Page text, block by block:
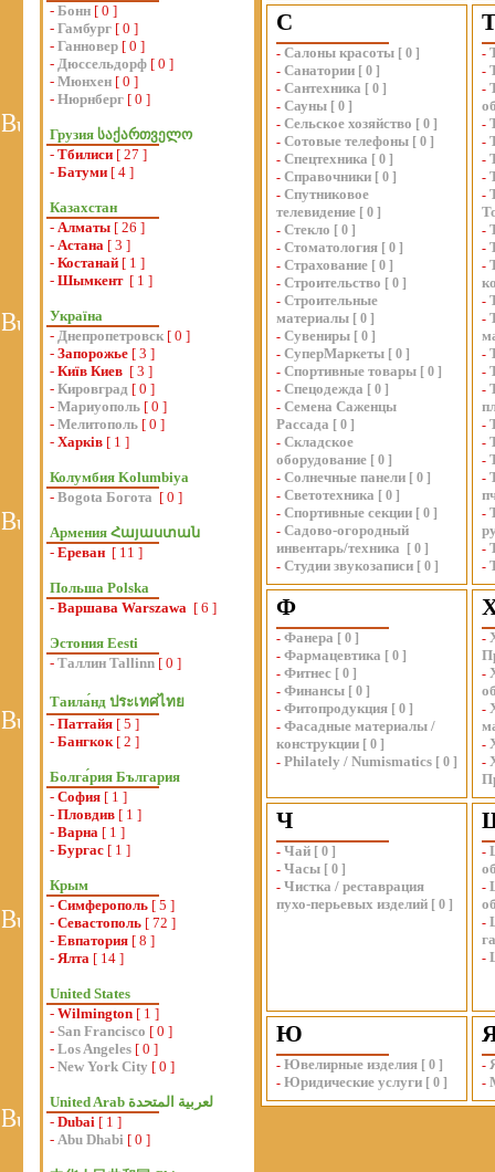
- Бонн [ 0 ]
- Гамбург [ 0 ]
- Ганновер [ 0 ]
- Дюссельдорф [ 0 ]
- Мюнхен [ 0 ]
- Нюрнберг [ 0 ]
Грузия საქართველო
- Тбилиси [ 27 ]
- Батуми [ 4 ]
Казахстан
- Алматы [ 26 ]
- Астана [ 3 ]
- Костанай [ 1 ]
- Шымкент [ 1 ]
Україна
- Днепропетровск [ 0 ]
- Запорожье [ 3 ]
- Київ Киев [ 3 ]
- Кировград [ 0 ]
- Мариуополь [ 0 ]
- Мелитополь [ 0 ]
- Харків [ 1 ]
Колумбия Kolumbiya
- Bogota Богота [ 0 ]
Армения Հայաստան
- Ереван [ 11 ]
Польша Polska
- Варшава Warszawa [ 6 ]
Эстония Eesti
- Таллин Tallinn [ 0 ]
Таила́нд ประเทศไทย
- Паттайя [ 5 ]
- Бангкок[ 2 ]
Болга́рия България
- София [ 1 ]
- Пловдив [ 1 ]
- Варна [ 1 ]
- Бургас [ 1 ]
Крым
- Симферополь [ 5 ]
- Севастополь [ 72 ]
- Евпатория [ 8 ]
- Ялта [ 14 ]
United States
- Wilmington [ 1 ]
- San Francisco [ 0 ]
- Los Angeles [ 0 ]
- New York City [ 0 ]
- Dubai [ 1 ]
- Abu Dhabi [ 0 ]
С
- Салоны красоты [ 0 ]
- Санатории [ 0 ]
- Сантехника [ 0 ]
- Сауны [ 0 ]
- Сельское хозяйство [ 0 ]
- Сотовые телефоны [ 0 ]
- Спецтехника [ 0 ]
- Справочники [ 0 ]
- Спутниковое
телевидение [ 0 ]
- Стекло [ 0 ]
- Стоматология [ 0 ]
- Страхование [ 0 ]
- Строительство [ 0 ]
- Строительные
материалы [ 0 ]
- Сувениры [ 0 ]
- СуперМаркеты [ 0 ]
- Спортивные товары [ 0 ]
- Спецодежда [ 0 ]
- Семена Саженцы
Рассада [ 0 ]
- Складское
оборудование [ 0 ]
- Солнечные панели [ 0 ]
- Светотехника [ 0 ]
- Спортивные секции [ 0 ]
- Садово-огородный
инвентарь/техника
[ 0 ]
- Студии звукозаписи [ 0 ]
-
-
-
-
-
-
-
-
-
-
-
-
-
-
-
-
-
-
-
-
-
-
-
Ф
- Фанера [ 0 ]
- Фармацевтика [ 0 ]
- Фитнес [ 0 ]
- Финансы [ 0 ]
- Фитопродукция [ 0 ]
- Фасадные материалы /
конструкции [ 0 ]
- Philately / Numismatics [ 0 ]
-
-
-
-
-
Ч
- Чай [ 0 ]
- Часы [ 0 ]
- Чистка / реставрация
пухо-перьевых изделий [ 0 ]
-
-
-
-
Ю
- Ювелирные изделия [ 0 ]
- Юридические услуги [ 0 ]
-
-